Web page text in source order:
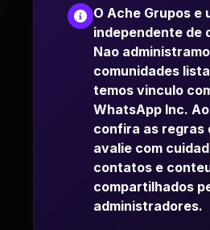
O Ache Grupos e
independente de
Nao
comunidades
temos vinculo
WhatsApp Inc.
confira as regras
avalie com
contatos e
compartilhados
administradores.